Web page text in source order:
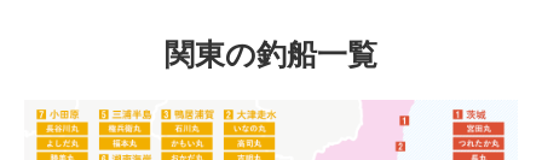
関東の釣船一覧